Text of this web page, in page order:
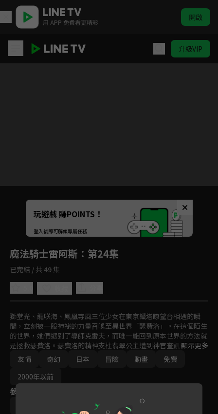
用 APP 免費看更精彩 開啟
升級VIP
Unmute
如有不便請見諒
玩遊戲 賺POINTS！
登入後即可解鎖專屬任務
魔法騎士雷阿斯 ：第24集
已完結 / 共 49 集
獅堂光、龍咲海、鳳凰寺風三位少女在東京鐵塔瞭望台相遇的瞬
間，立刻被一股神祕的力量召喚至異世界「瑟費洛」。在這個陌生
的世界，她們遇到了導師克雷夫，而唯一能回到原本世界的方法就
是拯救瑟費洛。瑟費洛的精神支柱翡翠公主遭到神官查凱多幽禁，
查凱多也派遣手下愛爾希歐蕾追擊小光、小海、小風三位少女。在
即將被恐懼吞噬而崩壞的異世界瑟費洛，小光等人又該如何成為魔
法騎士，駕馭魔神成功救出翡翠公主呢？
顯示更多
友情
奇幻 日本 冒險 動畫
免費
2000年以前
參與演員